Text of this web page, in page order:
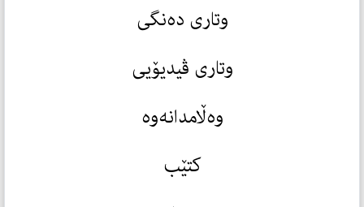
وتاری دەنگی
وتاری ڤیدیۆیی
وەڵامدانەوە
کتێب